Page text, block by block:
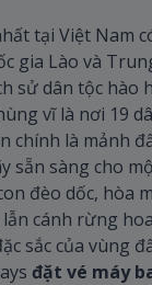
tại Việt Nam
gia Lào và
sử dân tộc hào
vĩ là nơi 19
chính là mảnh
sẵn sàng cho
đèo dốc, hòa
cánh rừng
sắc của vùng
đặt vé máy